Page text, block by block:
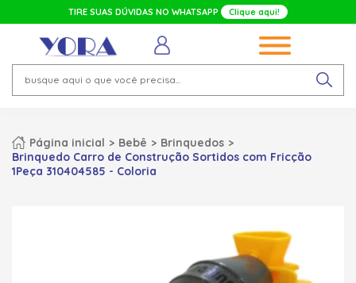
TIRE SUAS DÚVIDAS NO WHATSAPP Clique aqui!
Página inicial Bebê
Brinquedos
Brinquedo Carro de Construção Sortidos com Fricção
1Peça 310404585 - Coloria